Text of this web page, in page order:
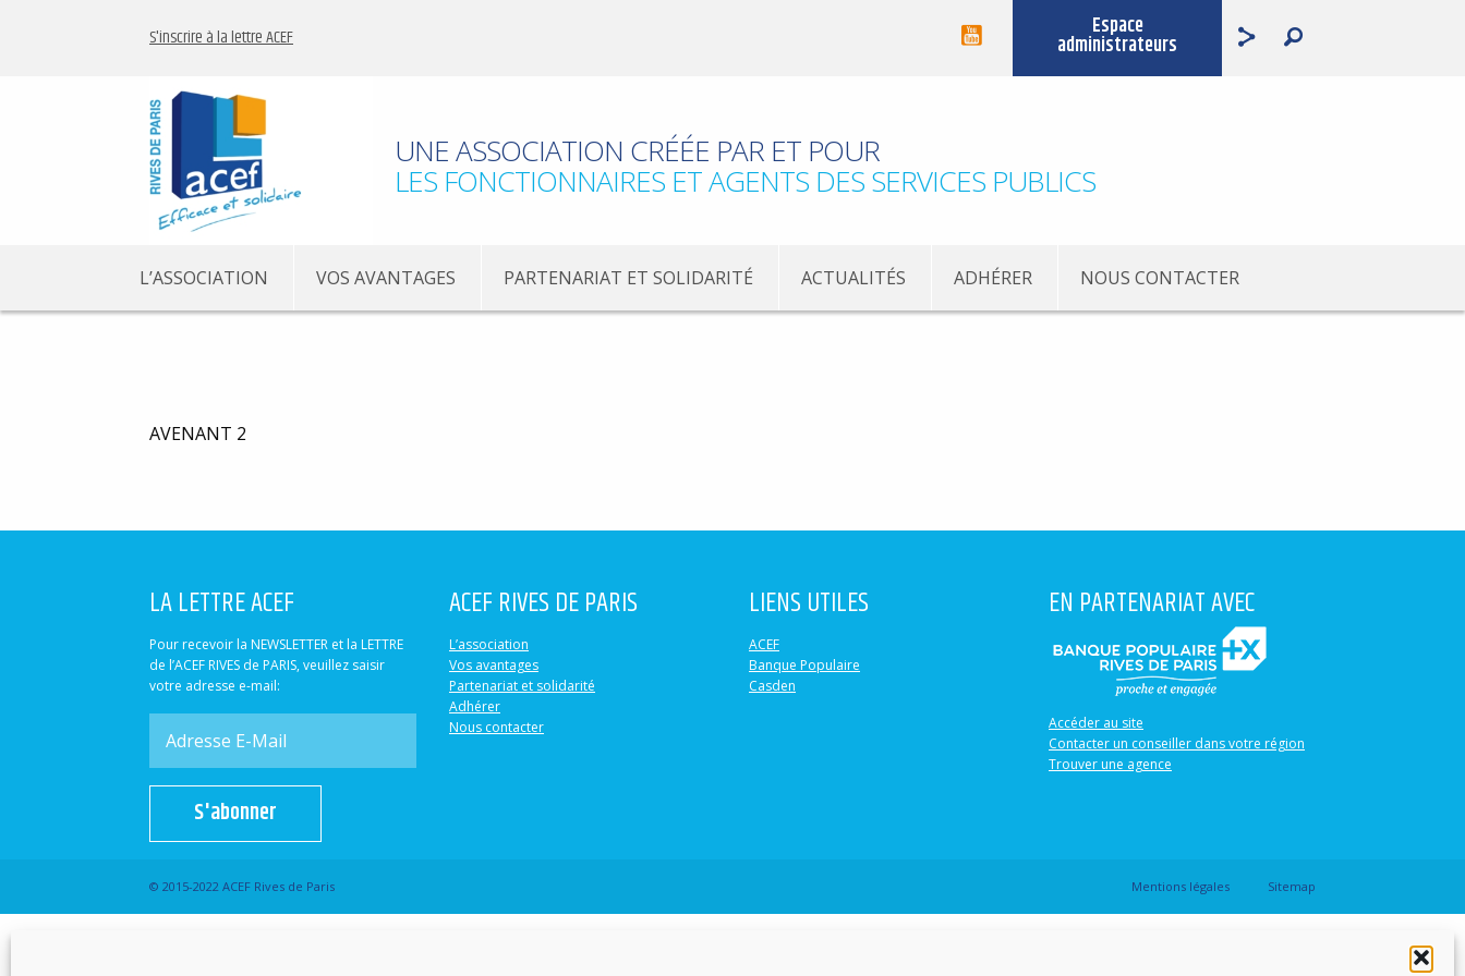
S'inscrire à la lettre ACEF Espace
administrateurs
UNE ASSOCIATION CRÉÉE PAR ET POUR
LES FONCTIONNAIRES ET AGENTS DES SERVICES PUBLICS
L’ASSOCIATION VOS AVANTAGES PARTENARIAT ET SOLIDARITÉ ACTUALITÉS ADHÉRER NOUS CONTACTER
AVENANT 2
LA LETTRE ACEF
Pour recevoir la NEWSLETTER et la LETTRE
de l’ACEF RIVES de PARIS, veuillez saisir
votre adresse e-mail:
S'abonner
ACEF RIVES DE PARIS
L’association
Vos avantages
Partenariat et solidarité
Adhérer
Nous contacter
LIENS UTILES
ACEF
Banque Populaire
Casden
EN PARTENARIAT AVEC
Accéder au site
Contacter un conseiller dans votre région
Trouver une agence
© 2015-2022 ACEF Rives de Paris Mentions légales Sitemap